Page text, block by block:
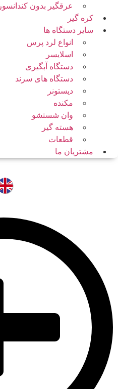
عرقگیر بدون کندانسور
کره گیر
سایر دستگاه ها
انواع لرد پرس
اسلایسر
دستگاه آبگیری
دستگاه های سرند
دیستونر
مکنده
وان شستشو
هسته گیر
قطعات
مشتریان ما